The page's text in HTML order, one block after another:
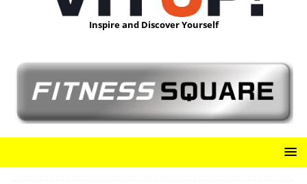
Inspire and Discover Yourself